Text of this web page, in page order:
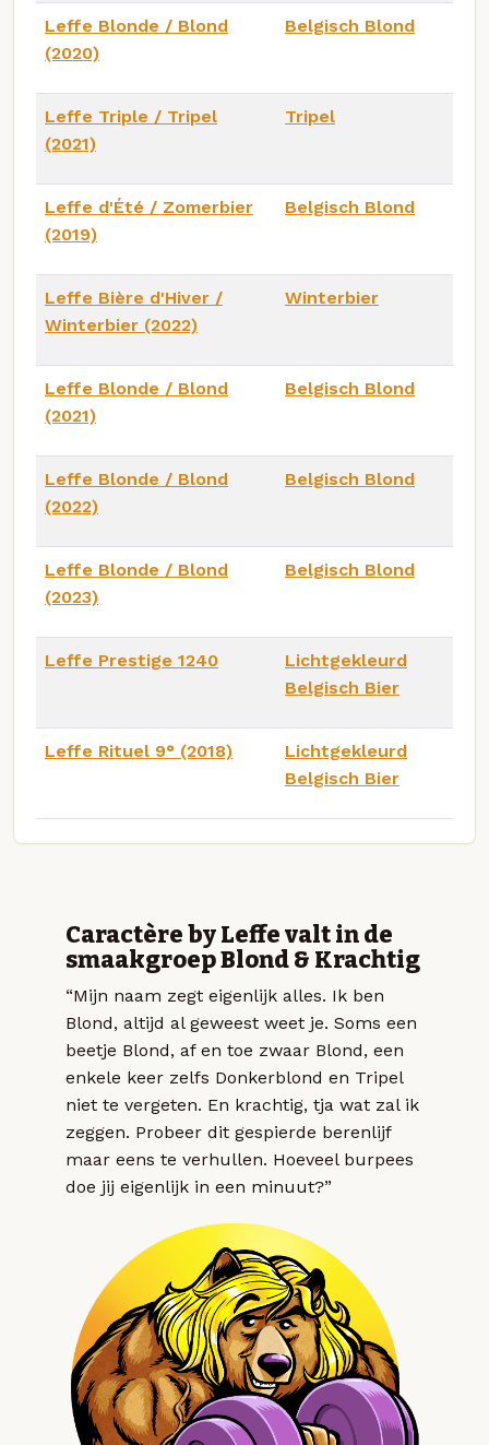
Leffe Blonde / Blond
(2020)
Belgisch Blond
Leffe Triple / Tripel
(2021)
Tripel
Leffe d'Été / Zomerbier
(2019)
Belgisch Blond
Leffe Bière d'Hiver /
Winterbier (2022)
Winterbier
Leffe Blonde / Blond
(2021)
Belgisch Blond
Leffe Blonde / Blond
(2022)
Belgisch Blond
Leffe Blonde / Blond
(2023)
Belgisch Blond
Leffe Prestige 1240
Lichtgekleurd
Belgisch Bier
Leffe Rituel 9° (2018)
Lichtgekleurd
Belgisch Bier
Caractère by Leffe valt in de
smaakgroep Blond & Krachtig
“Mijn naam zegt eigenlijk alles. Ik ben
Blond, altijd al geweest weet je. Soms een
beetje Blond, af en toe zwaar Blond, een
enkele keer zelfs Donkerblond en Tripel
niet te vergeten. En krachtig, tja wat zal ik
zeggen. Probeer dit gespierde berenlijf
maar eens te verhullen. Hoeveel burpees
doe jij eigenlijk in een minuut?”